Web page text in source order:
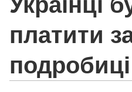
платити
подробиці